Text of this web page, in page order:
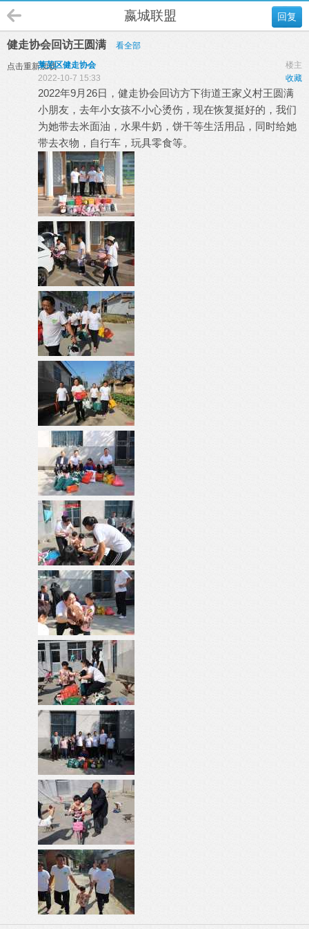
回复
嬴城联盟
健走协会回访王圆满 看全部
点击重新加载 楼主
莱芜区健走协会
收藏
2022-10-7 15:33
2022年9月26日，健走协会回访方下街道王家义村王圆满
小朋友，去年小女孩不小心烫伤，现在恢复挺好的，我们
为她带去米面油，水果牛奶，饼干等生活用品，同时给她
带去衣物，自行车，玩具零食等。